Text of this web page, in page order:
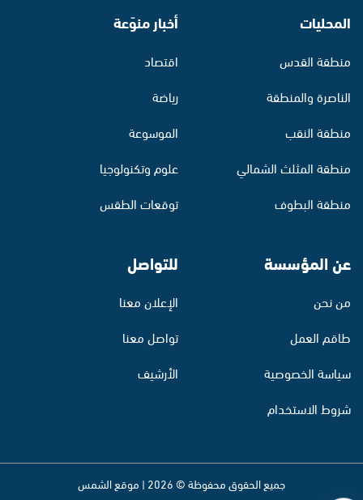
المحليات
منطقة القدس
الناصرة والمنطقة
منطقة النقب
منطقة المثلث الشمالي
منطقة البطوف
أخبار منوّعة
اقتصاد
رياضة
الموسوعة
علوم وتكنولوجيا
توقعات الطقس
عن المؤسسة
من نحن
طاقم العمل
سياسة الخصوصية
شروط الاستخدام
للتواصل
الإعلان معنا
تواصل معنا
الأرشيف
جميع الحقوق محفوظة © 2026 | موقع الشمس